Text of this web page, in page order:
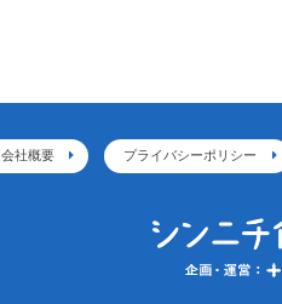
会社概要 プライバシーポリシー